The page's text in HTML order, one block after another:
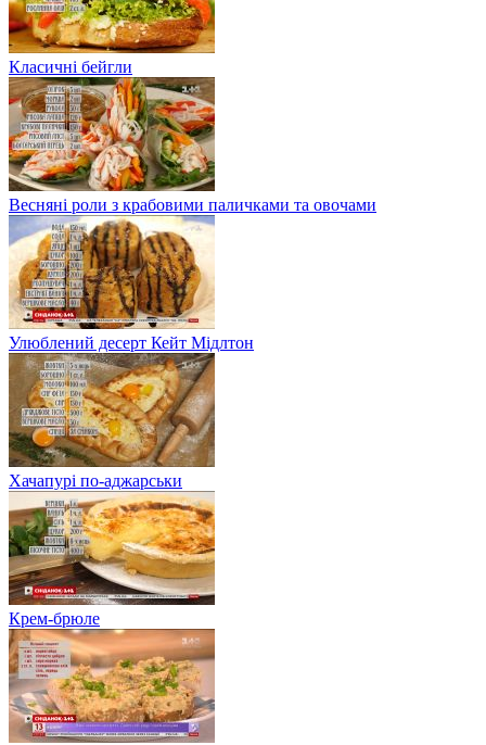
Класичні бейгли
Весняні роли з крабовими паличками та овочами
Улюблений десерт Кейт Мідлтон
Хачапурі по-аджарськи
Крем-брюле